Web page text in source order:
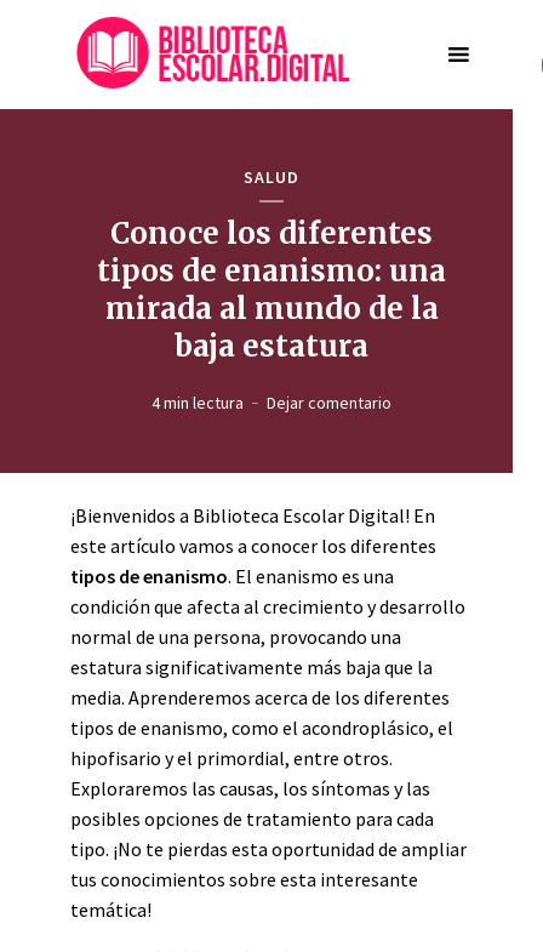
SALUD
Conoce los diferentes
tipos de enanismo: una
mirada al mundo de la
baja estatura
4 min lectura Dejar comentario
¡Bienvenidos a Biblioteca Escolar Digital! En
este artículo vamos a conocer los diferentes
tipos de enanismo. El enanismo es una
condición que afecta al crecimiento y desarrollo
normal de una persona, provocando una
estatura significativamente más baja que la
media. Aprenderemos acerca de los diferentes
tipos de enanismo, como el acondroplásico, el
hipofisario y el primordial, entre otros.
Exploraremos las causas, los síntomas y las
posibles opciones de tratamiento para cada
tipo. ¡No te pierdas esta oportunidad de ampliar
tus conocimientos sobre esta interesante
temática!